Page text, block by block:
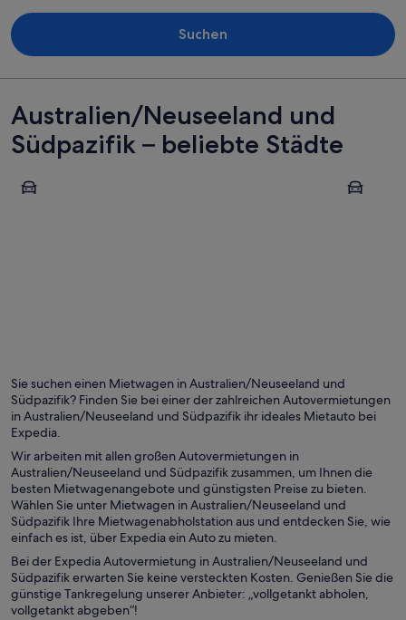
Suchen
Australien/Neuseeland und
Südpazifik – beliebte Städte
Auckland Sydney
Sie suchen einen Mietwagen in Australien/Neuseeland und
Südpazifik? Finden Sie bei einer der zahlreichen Autovermietungen
in Australien/Neuseeland und Südpazifik ihr ideales Mietauto bei
Expedia.
Wir arbeiten mit allen großen Autovermietungen in
Australien/Neuseeland und Südpazifik zusammen, um Ihnen die
besten Mietwagenangebote und günstigsten Preise zu bieten.
Wählen Sie unter Mietwagen in Australien/Neuseeland und
Südpazifik Ihre Mietwagenabholstation aus und entdecken Sie, wie
einfach es ist, über Expedia ein Auto zu mieten.
Bei der Expedia Autovermietung in Australien/Neuseeland und
Südpazifik erwarten Sie keine versteckten Kosten. Genießen Sie die
günstige Tankregelung unserer Anbieter: „vollgetankt abholen,
vollgetankt abgeben“!